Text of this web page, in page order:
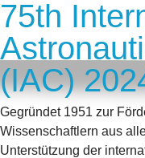
75th
(IAC)
Gegründet 1951 zur
Wissenschaftlern aus
Unterstützung der